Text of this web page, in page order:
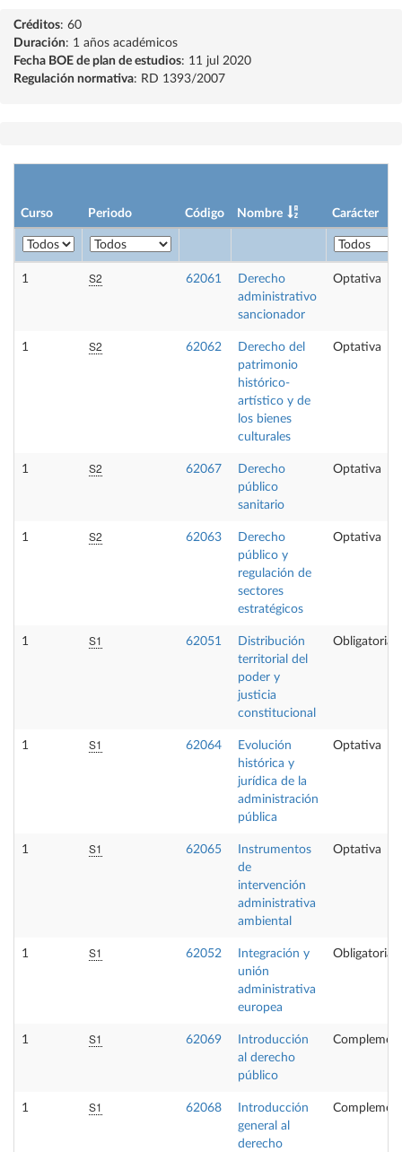
Créditos: 60
Duración: 1 años académicos
Fecha BOE de plan de estudios: 11 jul 2020
Regulación normativa: RD 1393/2007
Curso Periodo Código Nombre Carácter
1 S2 62061
Derecho
administrativo
sancionador
Optativa
1 S2 62062
Derecho del
patrimonio
histórico-
artístico y de
los bienes
culturales
Optativa
1 S2 62067
Derecho
público
sanitario
Optativa
1 S2 62063
Derecho
público y
regulación de
sectores
estratégicos
Optativa
1 S1 62051
Distribución
territorial del
poder y
justicia
constitucional
Obligatoria
1 S1 62064
Evolución
histórica y
jurídica de la
administración
pública
Optativa
1 S1 62065
Instrumentos
de
intervención
administrativa
ambiental
Optativa
1 S1 62052
Integración y
unión
administrativa
europea
Obligatoria
1 S1 62069
Introducción
al derecho
público
1 S1 62068
Introducción
general al
derecho